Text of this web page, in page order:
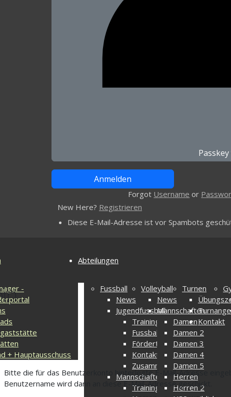
Forgot Username or
New Here? Registrieren
Diese E-Mail-Adresse ist vor Spambots
-
+ Hauptausschuss
Abteilungen
Fussball
News
Jugendfussball
Trainingszeiten
Fussballcamp
Fördertraining
Kontakt
Zusammenschluss
Mannschaften
Trainingszeiten
Volleyball
News
Mannschaften
Damen
Damen 2
Damen 3
Damen 4
Damen 5
Herren
Herren 2
Turnen
Kontakt
Bitte die für das Benutzerkonto hinterlegte E-Mail-Adresse
Benutzername wird dann an diese E-Mail-Adresse geschickt.